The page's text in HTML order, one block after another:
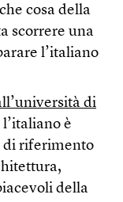
cosa della
scorrere una
l’italiano
di
è
di riferimento
della